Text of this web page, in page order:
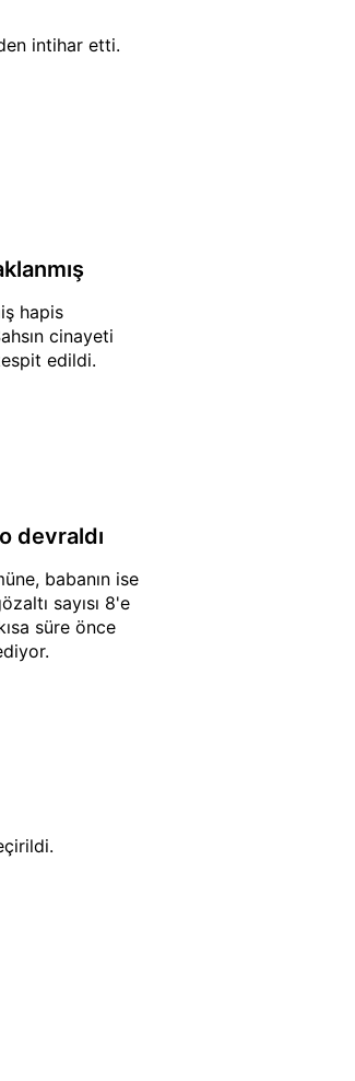
intihar etti.
hapis
cinayeti
edildi.
devraldı
babanın ise
sayısı 8'e
süre önce